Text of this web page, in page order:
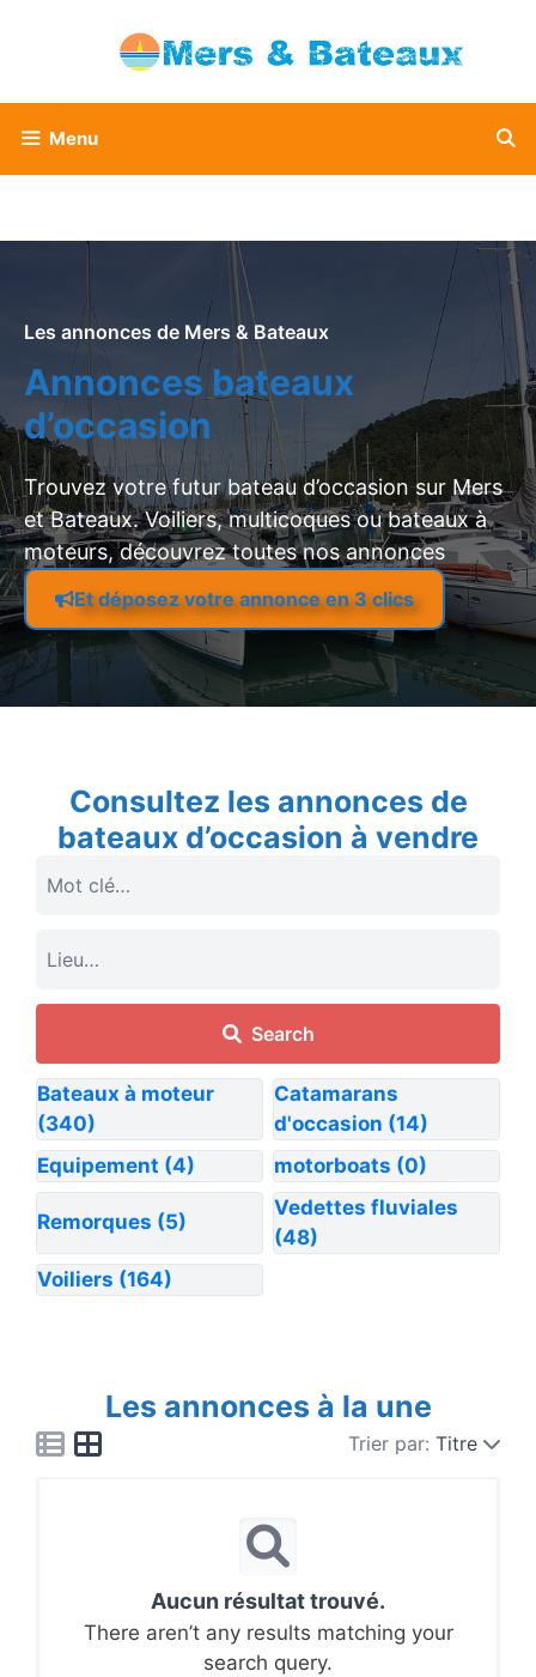
Menu
Les annonces de Mers & Bateaux
Annonces bateaux
d’occasion
Trouvez votre futur bateau d’occasion sur Mers
et Bateaux. Voiliers, multicoques ou bateaux à
moteurs, découvrez toutes nos annonces
Et déposez votre annonce en 3 clics
Consultez les annonces de
bateaux d’occasion à vendre
Search
Bateaux à moteur
(340)
Catamarans
d'occasion (14)
Equipement (4) motorboats (0)
Remorques (5)
Vedettes fluviales
(48)
Voiliers (164)
Les annonces à la une
Trier par: Titre
Aucun résultat trouvé.
There aren’t any results matching your
search query.